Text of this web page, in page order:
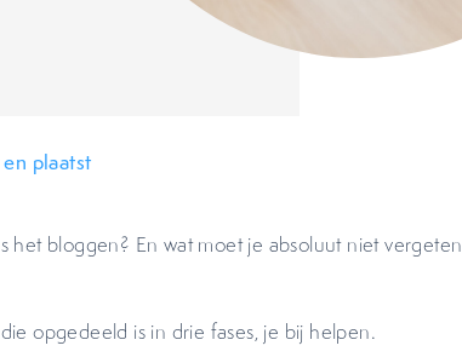
plaatst
het bloggen? En wat moet je absoluut niet vergeten
opgedeeld is in drie fases, je bij helpen.